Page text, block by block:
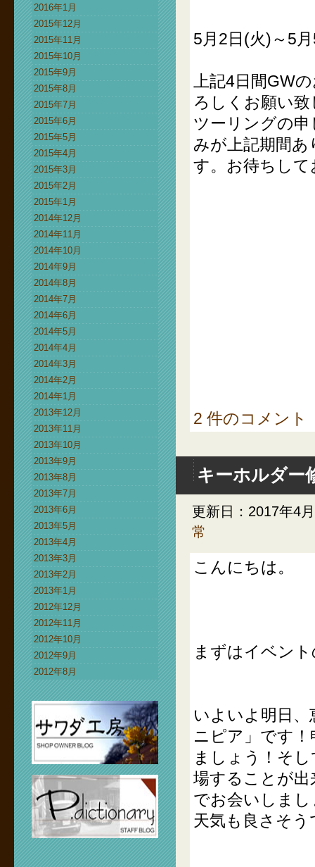
2016年1月
2015年12月
2015年11月
2015年10月
2015年9月
2015年8月
2015年7月
2015年6月
2015年5月
2015年4月
2015年3月
2015年2月
2015年1月
2014年12月
2014年11月
2014年10月
2014年9月
2014年8月
2014年7月
2014年6月
2014年5月
2014年4月
2014年3月
2014年2月
2014年1月
2013年12月
2013年11月
2013年10月
2013年9月
2013年8月
2013年7月
2013年6月
2013年5月
2013年4月
2013年3月
2013年2月
2013年1月
2012年12月
2012年11月
2012年10月
2012年9月
2012年8月
5月2日(火)～5
上記4日間GW
ろしくお願い
ツーリングの
みが上記期間
す。お待ちし
2 件のコメント
キーホルダー
更新日：2017年4
常
こんにちは。
まずはイベン
いよいよ明日
ニピア」です
ましょう！そ
場することが
でお会いしまし
天気も良さそ